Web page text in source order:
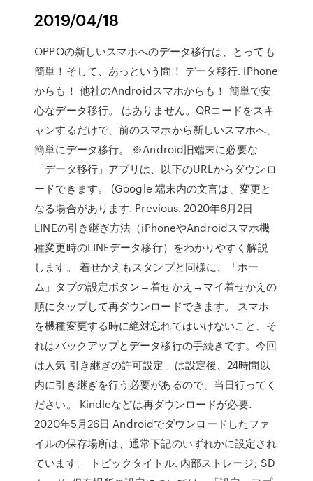
2019/04/18
OPPOの新しいスマホへのデータ移行は、とっても
簡単！そして、あっという間！ データ移行. iPhone
からも！ 他社のAndroidスマホからも！ 簡単で安
心なデータ移行。 はありません。QRコードをスキ
ャンするだけで、前のスマホから新しいスマホへ、
簡単にデータ移行。 ※Android旧端末に必要な
「データ移行」アプリは、以下のURLからダウンロ
ードできます。 (Google 端末内の文言は、変更と
なる場合があります. Previous. 2020年6月2日
LINEの引き継ぎ方法（iPhoneやAndroidスマホ機
種変更時のLINEデータ移行）をわかりやすく解説
します。 着せかえもスタンプと同様に、「ホー
ム」タブの設定ボタン→着せかえ→マイ着せかえの
順にタップして再ダウンロードできます。 スマホ
を機種変更する時に絶対忘れてはいけないこと、そ
れはバックアップとデータ移行の手続きです。今回
は人気 引き継ぎの許可設定」は設定後、24時間以
内に引き継ぎを行う必要があるので、当日行ってく
ださい。 Kindleなどは再ダウンロードが必要.
2020年5月26日 Androidでダウンロードしたファ
イルの保存場所は、通常下記のいずれかに設定され
ています。 トピックタイトル. 内部ストレージ; SD